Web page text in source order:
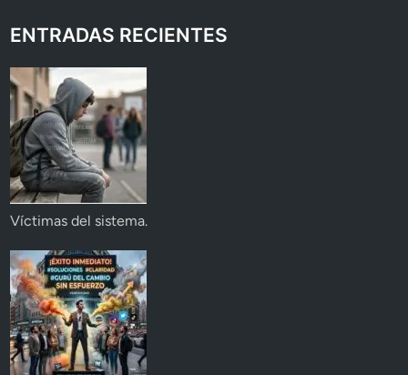
ENTRADAS RECIENTES
Víctimas del sistema.